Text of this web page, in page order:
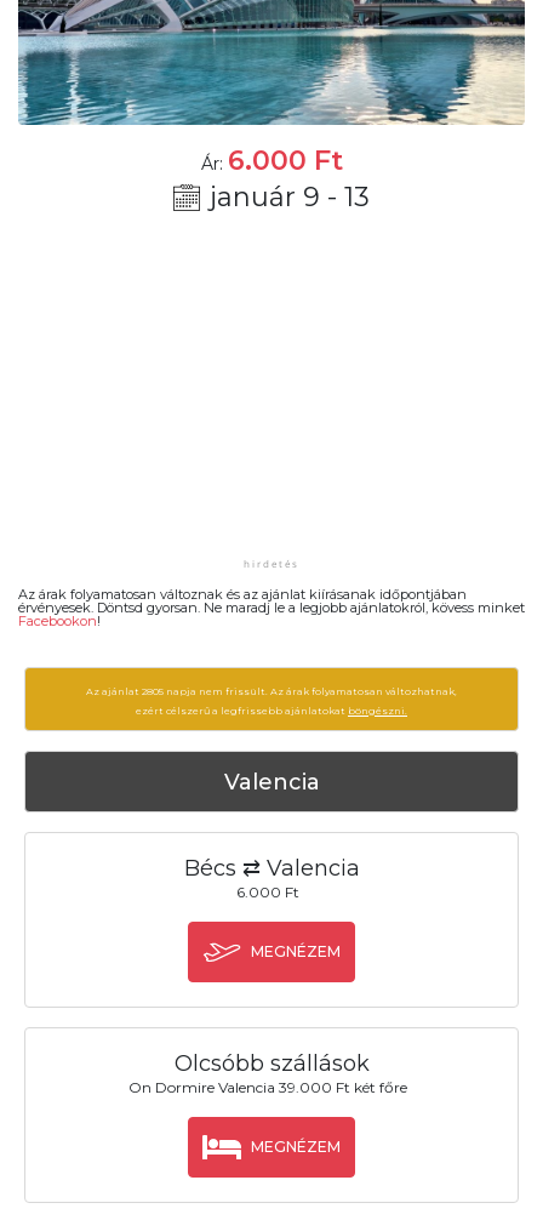
Ár: 6.000 Ft
január 9 - 13
Az árak folyamatosan változnak és az ajánlat kiírásanak időpontjában
érvényesek. Döntsd gyorsan. Ne maradj le a legjobb ajánlatokról, kövess minket
Facebookon!
Az ajánlat 2805 napja nem frissült. Az árak folyamatosan változhatnak,
ezért célszerű a legfrissebb ajánlatokat böngészni.
Valencia
Bécs ⇄ Valencia
6.000 Ft
MEGNÉZEM
Olcsóbb szállások
On Dormire Valencia 39.000 Ft két főre
MEGNÉZEM